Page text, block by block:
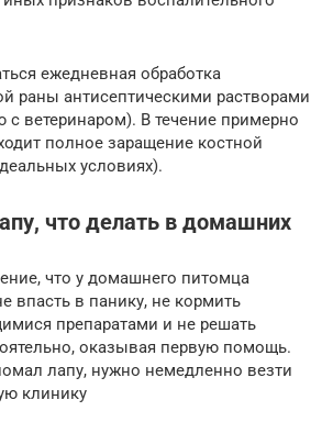
ежедневная обработка
раны антисептическими растворами
с ветеринаром). В течение примерно
полное заращение костной
условиях).
что делать в домашних
что у домашнего питомца
впасть в панику, не кормить
препаратами и не решать
оказывая первую помощь.
лапу, нужно немедленно везти
клинику